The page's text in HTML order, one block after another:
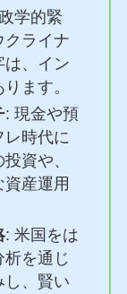
学的緊
クライナ
は、イン
ます。
: 現金や預
レ時代に
資や、
産運用
: 米国をは
析を通じ
し、賢い